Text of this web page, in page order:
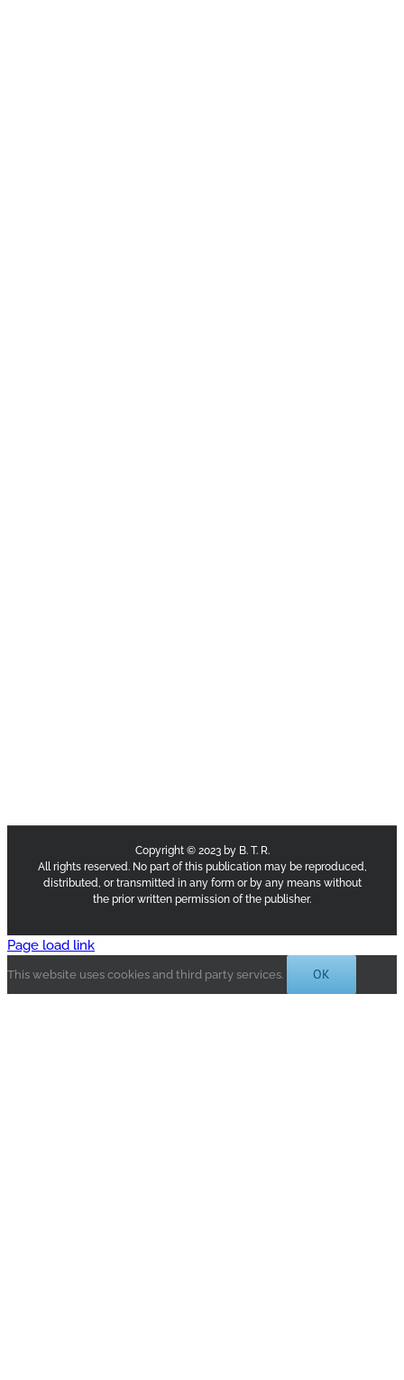
Copyright © 2023 by B. T. R.
All rights reserved. No part of this publication may be reproduced,
distributed, or transmitted in any form or by any means without
the prior written permission of the publisher.
Page load link
This website uses cookies and third party services. OK